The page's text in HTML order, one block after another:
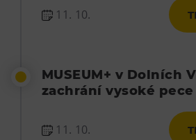
11. 10.
MUSEUM+ v Dolních
zachrání vysoké pece
11. 10.